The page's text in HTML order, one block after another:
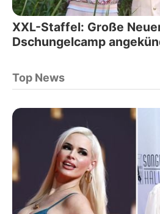
XXL-Staffel: Große
Dschungelcamp
Top News